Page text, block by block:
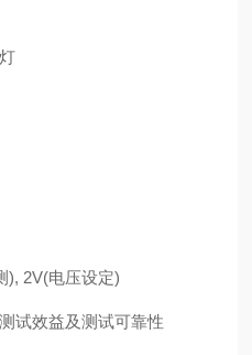
), 2V(电压设定)
试效益及测试可靠性